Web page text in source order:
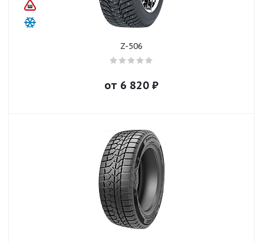
Z-506
от 6 820 ₽